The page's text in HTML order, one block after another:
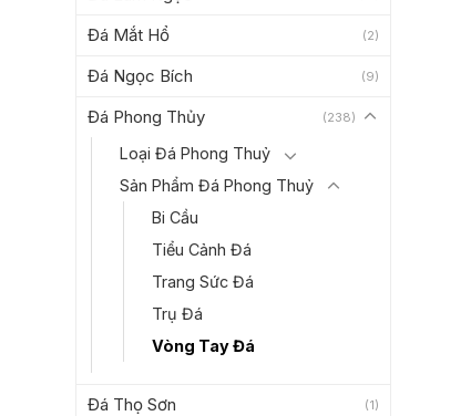
Đá Mắt Hổ (2)
Đá Ngọc Bích (9)
Đá Phong Thủy (238)
Loại Đá Phong Thuỷ
Sản Phẩm Đá Phong Thuỷ
Bi Cầu
Tiểu Cảnh Đá
Trang Sức Đá
Trụ Đá
Vòng Tay Đá
Đá Thọ Sơn (1)